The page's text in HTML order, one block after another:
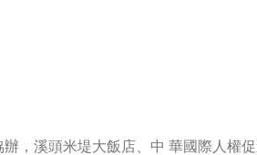
，溪頭米堤大飯店、中 華國際人權